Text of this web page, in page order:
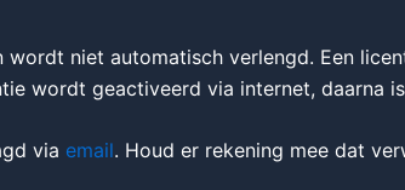
wordt niet automatisch verlengd. Een
wordt geactiveerd via internet,
via email. Houd er rekening mee dat